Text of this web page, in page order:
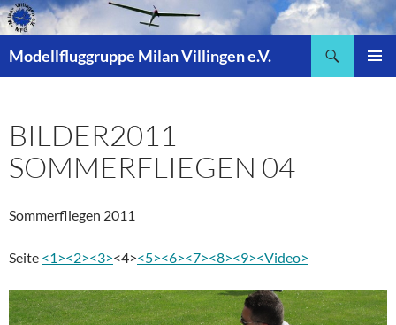
Zum
Inhalt
springen
Modellfluggruppe Milan Villingen e.V.
BILDER2011
SOMMERFLIEGEN 04
Sommerfliegen 2011
Seite <1><2><3><4><5><6><7><8><9><Video>